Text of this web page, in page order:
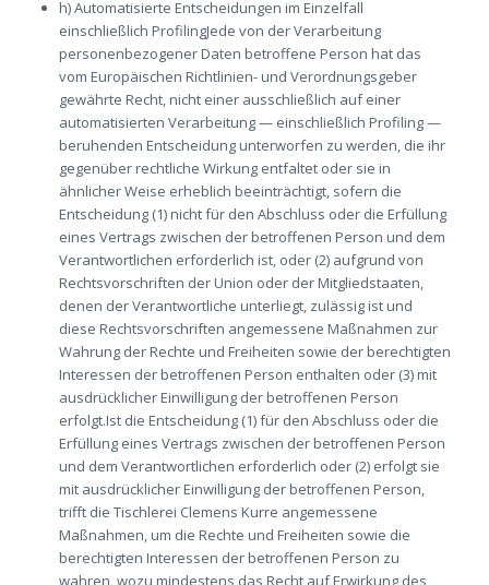
h) Automatisierte Entscheidungen im Einzelfall
einschließlich ProfilingJede von der Verarbeitung
personenbezogener Daten betroffene Person hat das
vom Europäischen Richtlinien- und Verordnungsgeber
gewährte Recht, nicht einer ausschließlich auf einer
automatisierten Verarbeitung — einschließlich Profiling —
beruhenden Entscheidung unterworfen zu werden, die ihr
gegenüber rechtliche Wirkung entfaltet oder sie in
ähnlicher Weise erheblich beeinträchtigt, sofern die
Entscheidung (1) nicht für den Abschluss oder die Erfüllung
eines Vertrags zwischen der betroffenen Person und dem
Verantwortlichen erforderlich ist, oder (2) aufgrund von
Rechtsvorschriften der Union oder der Mitgliedstaaten,
denen der Verantwortliche unterliegt, zulässig ist und
diese Rechtsvorschriften angemessene Maßnahmen zur
Wahrung der Rechte und Freiheiten sowie der berechtigten
Interessen der betroffenen Person enthalten oder (3) mit
ausdrücklicher Einwilligung der betroffenen Person
erfolgt.Ist die Entscheidung (1) für den Abschluss oder die
Erfüllung eines Vertrags zwischen der betroffenen Person
und dem Verantwortlichen erforderlich oder (2) erfolgt sie
mit ausdrücklicher Einwilligung der betroffenen Person,
trifft die Tischlerei Clemens Kurre angemessene
Maßnahmen, um die Rechte und Freiheiten sowie die
berechtigten Interessen der betroffenen Person zu
wahren, wozu mindestens das Recht auf Erwirkung des